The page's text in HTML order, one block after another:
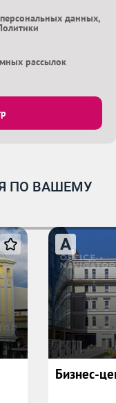
данных,
рассылок
ПО ВАШЕМУ
A
Бизнес-